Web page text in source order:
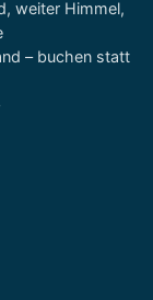
weiter Himmel,
– buchen statt